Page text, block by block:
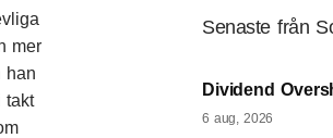
mer
han
takt
Senaste från
Dividend
6 aug, 2026